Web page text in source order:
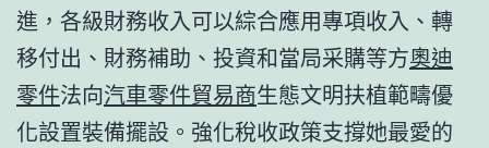
進，各級財務收入可以綜合應用專項收入、轉
移付出、財務補助、投資和當局采購等方奧迪
零件法向汽車零件貿易商生態文明扶植範疇優
化設置裝備擺設。強化稅收政策支撐她最愛的